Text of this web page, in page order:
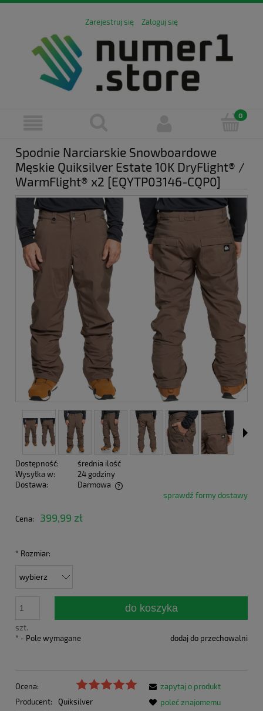
Zarejestruj się Zaloguj się
Spodnie Narciarskie Snowboardowe
Męskie Quiksilver Estate 10K DryFlight® /
WarmFlight® x2 [EQYTP03146-CQP0]
Dostępność:
średnia ilość
Wysyłka w:
24 godziny
Dostawa:
Darmowa
Cena nie zawiera ewentualnych kosztów płatnościsprawdź formy dostawy
Cena: 399,99 zł
* Rozmiar:
szt.
do koszyka
dodaj do przechowalni
* - Pole wymagane
Ocena:
Producent:
Quiksilver
zapytaj o produkt
poleć znajomemu